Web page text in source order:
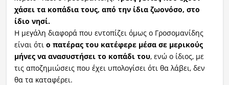
χάσει τα κοπάδια τους, από την ίδια ζωονόσο, στο
ίδιο νησί.
Η μεγάλη διαφορά που εντοπίζει όμως ο Γροσομανίδης
είναι ότι ο πατέρας του κατέφερε μέσα σε μερικούς
μήνες να ανασυστήσει το κοπάδι του, ενώ ο ίδιος, με
τις αποζημιώσεις που έχει υπολογίσει ότι θα λάβει, δεν
θα τα καταφέρει.